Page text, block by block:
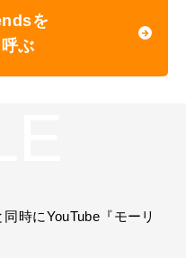
を
ぶ
時にYouTube『モーリ